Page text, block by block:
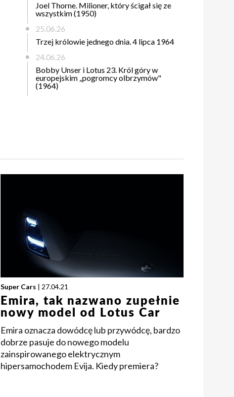
Joel Thorne. Milioner, który ścigał się ze
wszystkim (1950)
25.06.26
Trzej królowie jednego dnia. 4 lipca 1964
24.06.26
Bobby Unser i Lotus 23. Król góry w
europejskim „pogromcy olbrzymów"
(1964)
Super Cars | 27.04.21
Emira, tak nazwano zupełnie
nowy model od Lotus Car
Emira oznacza dowódcę lub przywódcę, bardzo
dobrze pasuje do nowego modelu
zainspirowanego elektrycznym
hipersamochodem Evija. Kiedy premiera?